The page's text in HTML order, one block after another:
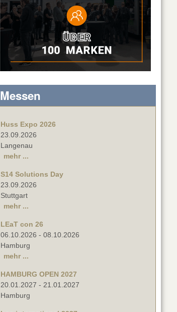
Messen
Huss Expo 2026
23.09.2026
Langenau
mehr ...
S14 Solutions Day
23.09.2026
Stuttgart
mehr ...
LEaT con 26
06.10.2026 - 08.10.2026
Hamburg
mehr ...
HAMBURG OPEN 2027
20.01.2027 - 21.01.2027
Hamburg